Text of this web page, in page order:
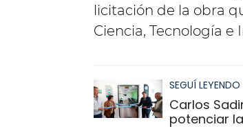
licitación de la obra
Ciencia, Tecnología e
SEGUÍ LEYENDO
Carlos
potenciar